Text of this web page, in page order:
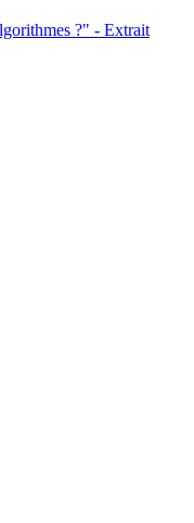
?" - Extrait